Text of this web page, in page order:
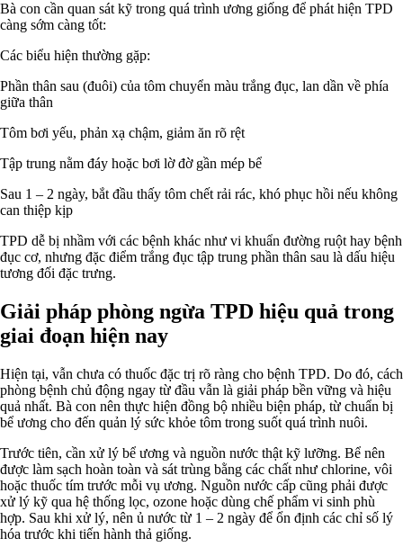
Bà con cần quan sát kỹ trong quá trình ương giống để phát hiện TPD
càng sớm càng tốt:
Các biểu hiện thường gặp:
Phần thân sau (đuôi) của tôm chuyển màu trắng đục, lan dần về phía
giữa thân
Tôm bơi yếu, phản xạ chậm, giảm ăn rõ rệt
Tập trung nằm đáy hoặc bơi lờ đờ gần mép bể
Sau 1 – 2 ngày, bắt đầu thấy tôm chết rải rác, khó phục hồi nếu không
can thiệp kịp
TPD dễ bị nhầm với các bệnh khác như vi khuẩn đường ruột hay bệnh
đục cơ, nhưng đặc điểm trắng đục tập trung phần thân sau là dấu hiệu
tương đối đặc trưng.
Giải pháp phòng ngừa TPD hiệu quả trong
giai đoạn hiện nay
Hiện tại, vẫn chưa có thuốc đặc trị rõ ràng cho bệnh TPD. Do đó, cách
phòng bệnh chủ động ngay từ đầu vẫn là giải pháp bền vững và hiệu
quả nhất. Bà con nên thực hiện đồng bộ nhiều biện pháp, từ chuẩn bị
bể ương cho đến quản lý sức khỏe tôm trong suốt quá trình nuôi.
Trước tiên, cần xử lý bể ương và nguồn nước thật kỹ lưỡng. Bể nên
được làm sạch hoàn toàn và sát trùng bằng các chất như chlorine, vôi
hoặc thuốc tím trước mỗi vụ ương. Nguồn nước cấp cũng phải được
xử lý kỹ qua hệ thống lọc, ozone hoặc dùng chế phẩm vi sinh phù
hợp. Sau khi xử lý, nên ủ nước từ 1 – 2 ngày để ổn định các chỉ số lý
hóa trước khi tiến hành thả giống.